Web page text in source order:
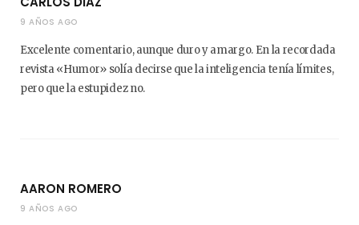
9 AÑOS AGO
Excelente comentario, aunque duro y amargo. En la recordada
revista «Humor» solía decirse que la inteligencia tenía límites,
pero que la estupidez no.
AARON ROMERO
9 AÑOS AGO